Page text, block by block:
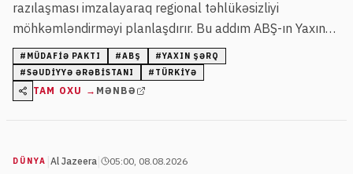
razılaşması imzalayaraq regional təhlükəsizliyi
möhkəmləndirməyi planlaşdırır. Bu addım ABŞ-ın Yaxın
Şərqdəki mövqeyinə dair suallar yaradıb.
# MÜDAFIƏ PAKTI #ABŞ #YAXIN ŞƏRQ
#SƏUDIYYƏ ƏRƏBISTANI # TÜRKIYƏ
TAM OXU → MƏNBƏ
DÜNYA Al Jazeera 05:00, 08.08.2026